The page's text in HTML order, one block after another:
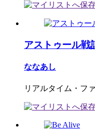
アストゥール戦
ななあし
リアルタイム・フ